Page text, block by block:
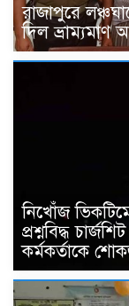
রাজাপুরে
দিল ভ্রাম্যমাণ
নিখোঁজ
প্রশ্নবিদ্ধ
কর্মকর্তাকে